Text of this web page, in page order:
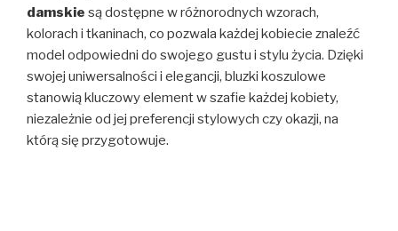
damskie są dostępne w różnorodnych wzorach,
kolorach i tkaninach, co pozwala każdej kobiecie znaleźć
model odpowiedni do swojego gustu i stylu życia. Dzięki
swojej uniwersalności i elegancji, bluzki koszulowe
stanowią kluczowy element w szafie każdej kobiety,
niezależnie od jej preferencji stylowych czy okazji, na
którą się przygotowuje.